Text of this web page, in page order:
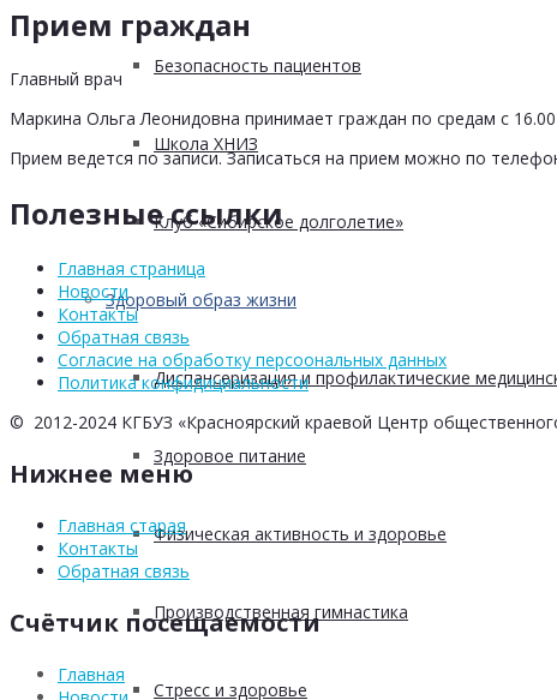
Безопасность пациентов
Школа ХНИЗ
Клуб «Сибирское долголетие»
Здоровый образ жизни
Диспансеризация и профилактические
Здоровое питание
Физическая активность и здоровье
Производственная гимнастика
Стресс и здоровье
Прием граждан
Главный врач
Маркина Ольга Леонидовна принимает граждан по средам с
Прием ведется по записи. Записаться на прием можно по
Полезные ссылки
Главная страница
Новости
Контакты
Обратная связь
Согласие на обработку персоональных данных
Политика конфидициальности
© 2012-2024 КГБУЗ «Красноярский краевой Центр
Нижнее меню
Главная старая
Контакты
Обратная связь
Счётчик посещаемости
Главная